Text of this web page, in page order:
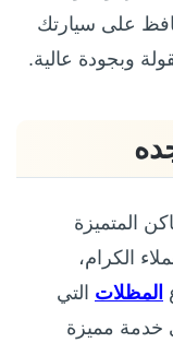
على سيارتك
وبجودة عالية.
المتميزة
الكرام،
المظلات التي
خدمة مميزة